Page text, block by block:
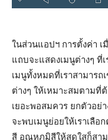
ในส่วนแอปฯ การตั้งค่า เ
แถบจะแสดงเมนูต่างๆ ที่
เมนูทั้งหมดที่เราสามาร
ต่างๆ ให้เหมาะสมตามที่
เยอะพอสมควร ยกตัวอย่
จะพบเมนูย่อยให้เราเลือ
สี อุณหภูมิสีให้สดใสก็สาม